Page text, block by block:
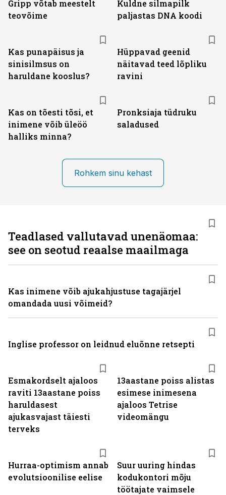
Gripp võtab meestelt
teovõime
Kuldne silmapilk
paljastas DNA koodi
Kas punapäisus ja
sinisilmsus on
haruldane kooslus?
Hüppavad geenid
näitavad teed lõpliku
ravini
Kas on tõesti tõsi, et
inimene võib üleöö
halliks minna?
Pronksiaja tüdruku
saladused
Rohkem sinu kehast
Esmakordselt ajaloos
raviti 13aastane poiss
haruldasest
ajukasvajast täiesti
terveks
13aastane poiss alistas
esimese inimesena
ajaloos Tetrise
videomängu
Hurraa-optimism annab
evolutsioonilise eelise
Suur uuring hindas
kodukontori mõju
töötajate vaimsele
Teadlased vallutavad unenäomaa:
see on seotud reaalse maailmaga
Kas inimene võib ajukahjustuse tagajärjel
omandada uusi võimeid?
Inglise professor on leidnud eluõnne retsepti